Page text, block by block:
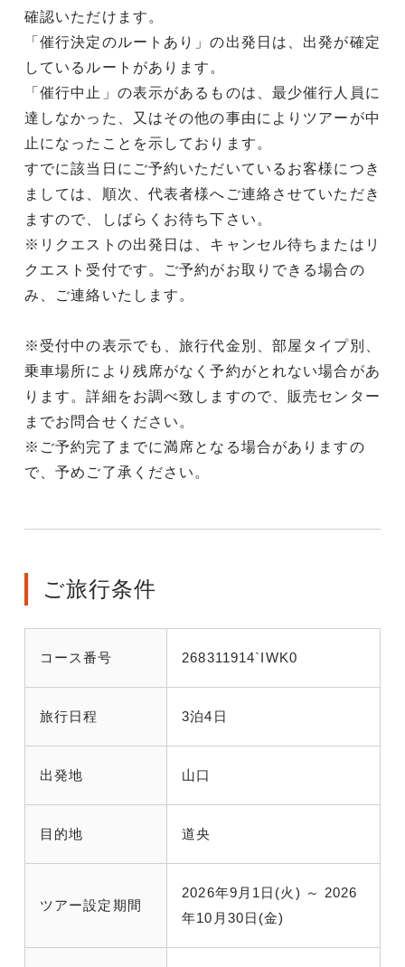
確認いただけます。
「催行決定のルートあり」の出発日は、出発が確定
しているルートがあります。
「催行中止」の表示があるものは、最少催行人員に
達しなかった、又はその他の事由によりツアーが中
止になったことを示しております。
すでに該当日にご予約いただいているお客様につき
ましては、順次、代表者様へご連絡させていただき
ますので、しばらくお待ち下さい。
※リクエストの出発日は、キャンセル待ちまたはリ
クエスト受付です。ご予約がお取りできる場合の
み、ご連絡いたします。
※受付中の表示でも、旅行代金別、部屋タイプ別、
乗車場所により残席がなく予約がとれない場合があ
ります。詳細をお調べ致しますので、販売センター
までお問合せください。
※ご予約完了までに満席となる場合がありますの
で、予めご了承ください。
ご旅行条件
コース番号 268311914`IWK0
旅行日程 3泊4日
出発地 山口
目的地 道央
ツアー設定期間
2026年9月1日(火) ～ 2026
年10月30日(金)